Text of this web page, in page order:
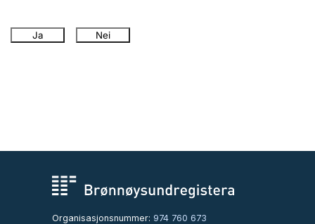
Ja Nei
Organisasjonsnummer: 974 760 673